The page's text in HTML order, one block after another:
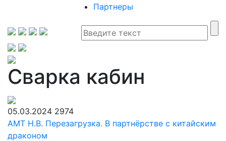
Партнеры
Сварка кабин
05.03.2024 2974
АМТ Н.В. Перезагрузка. В партнёрстве с китайским
драконом